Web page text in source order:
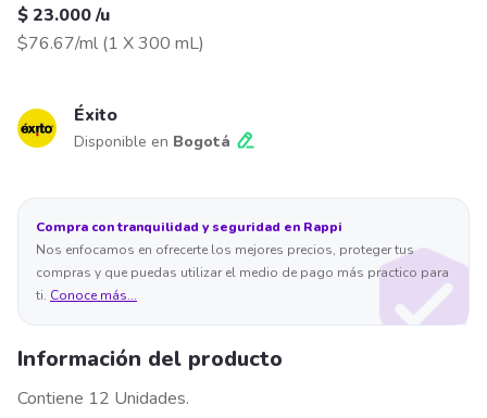
$ 23.000/u
$76.67/ml (1 X 300 mL)
Éxito
Disponible en Bogotá
Compra con tranquilidad y seguridad en Rappi
Nos enfocamos en ofrecerte los mejores precios, proteger tus
compras y que puedas utilizar el medio de pago más practico para
ti. Conoce más...
Información del producto
Contiene 12 Unidades.